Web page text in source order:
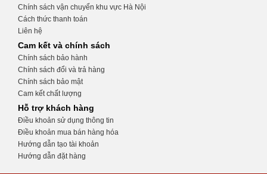
Chính sách vận chuyển khu vực Hà Nội
Cách thức thanh toán
Liên hệ
Cam kết và chính sách
Chính sách bảo hành
Chính sách đổi và trả hàng
Chính sách bảo mật
Cam kết chất lượng
Hỗ trợ khách hàng
Điều khoản sử dụng thông tin
Điều khoản mua bán hàng hóa
Hướng dẫn tạo tài khoản
Hướng dẫn đặt hàng